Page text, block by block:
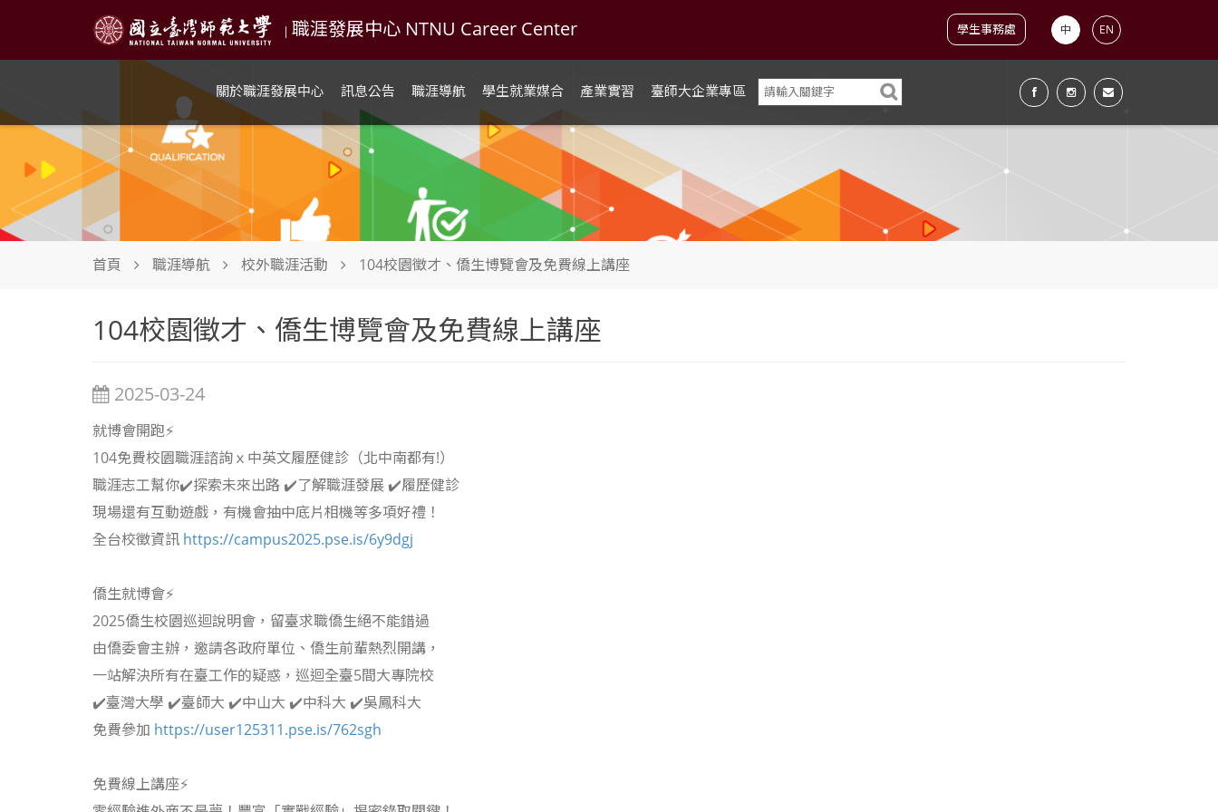
| 職涯發展中心 NTNU Career Center 學生事務處 中 EN
關於職涯發展中心 訊息公告 職涯導航 學生就業媒合 產業實習 臺師大企業專區
首頁 職涯導航 校外職涯活動 104校園徵才、僑生博覽會及免費線上講座
104校園徵才、僑生博覽會及免費線上講座
2025-03-24
就博會開跑⚡
104免費校園職涯諮詢ｘ中英文履歷健診（北中南都有!）
職涯志工幫你✔️探索未來出路 ✔️了解職涯發展 ✔️履歷健診
現場還有互動遊戲，有機會抽中底片相機等多項好禮！
全台校徵資訊 https://campus2025.pse.is/6y9dgj
僑生就博會⚡
​2025僑生校園巡迴說明會，留臺求職僑生絕不能錯過​
由僑委會主辦，邀請各政府單位、僑生前輩熱烈開講，
一站解決所有在臺工作的疑惑，巡迴全臺5間大專院校​
✔️臺灣大學 ✔️臺師大 ✔️中山大 ✔️中科大 ✔️吳鳳科大
免費參加 https://user125311.pse.is/762sgh​
免費線上講座⚡